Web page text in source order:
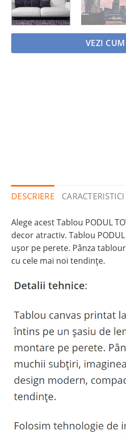
VEZI
DESCRIERE CARACTERISTICI
Alege acest Tablou PODUL
decor atractiv. Tablou
ușor pe perete. Pânza
cu cele mai noi tendințe.